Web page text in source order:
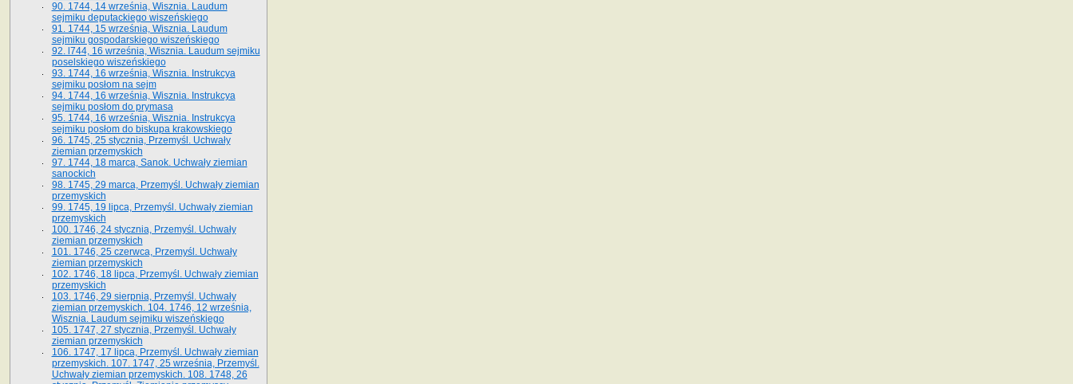
90. 1744, 14 września, Wisznia. Laudum
sejmiku deputackiego wiszeńskiego
91. 1744, 15 września, Wisznia. Laudum
sejmiku gospodarskiego wiszeńskiego
92. l744, 16 września, Wisznia. Laudum sejmiku
poselskiego wiszeńskiego
93. 1744, 16 września, Wisznia. Instrukcya
sejmiku posłom na sejm
94. 1744, 16 września, Wisznia. Instrukcya
sejmiku posłom do prymasa
95. 1744, 16 września, Wisznia. Instrukcya
sejmiku posłom do biskupa krakowskiego
96. 1745, 25 stycznia, Przemyśl. Uchwały
ziemian przemyskich
97. 1744, 18 marca, Sanok. Uchwały ziemian
sanockich
98. 1745, 29 marca, Przemyśl. Uchwały ziemian
przemyskich
99. 1745, 19 lipca, Przemyśl. Uchwały ziemian
przemyskich
100. 1746, 24 stycznia, Przemyśl. Uchwały
ziemian przemyskich
101. 1746, 25 czerwca, Przemyśl. Uchwały
ziemian przemyskich
102. 1746, 18 lipca, Przemyśl. Uchwały ziemian
przemyskich
103. 1746, 29 sierpnia, Przemyśl. Uchwały
ziemian przemyskich. 104. 1746, 12 września,
Wisznia. Laudum sejmiku wiszeńskiego
105. 1747, 27 stycznia, Przemyśl. Uchwały
ziemian przemyskich
106. 1747, 17 lipca, Przemyśl. Uchwały ziemian
przemyskich. 107. 1747, 25 września, Przemyśl.
Uchwały ziemian przemyskich. 108. 1748, 26